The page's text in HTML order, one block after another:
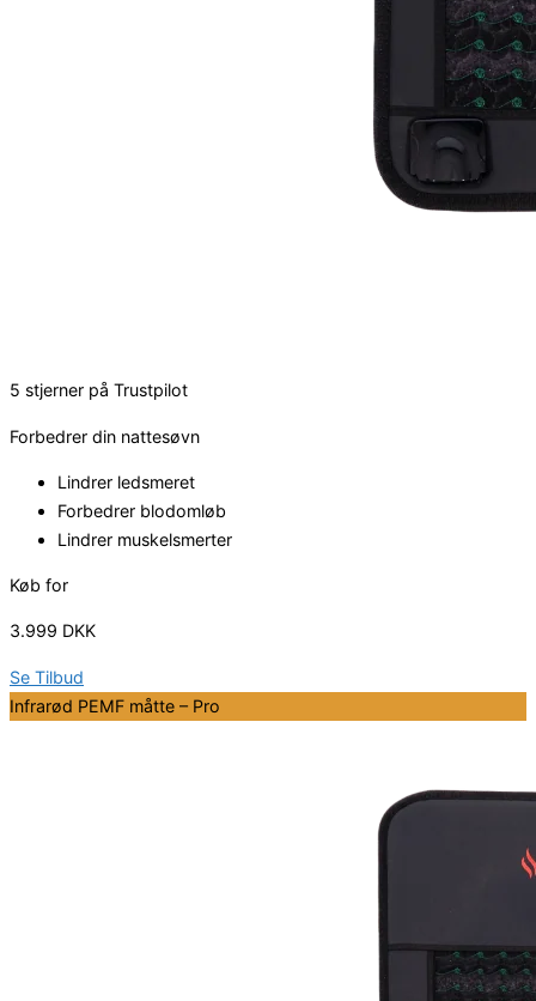
5 stjerner på Trustpilot
Forbedrer din nattesøvn
Lindrer ledsmeret
Forbedrer blodomløb
Lindrer muskelsmerter
Køb for
3.999 DKK
Se Tilbud
Infrarød PEMF måtte – Pro